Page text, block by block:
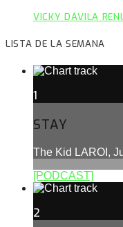
VICKY DÁVILA
LISTA DE LA SEMANA
1
STAY
The Kid LAROI,
[PODCAST]
2